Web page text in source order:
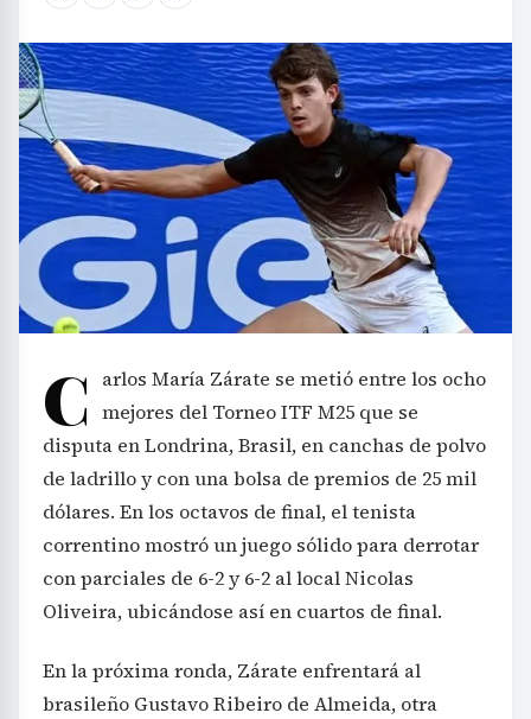
C
arlos María Zárate se metió entre los ocho
mejores del Torneo ITF M25 que se
disputa en Londrina, Brasil, en canchas de polvo
de ladrillo y con una bolsa de premios de 25 mil
dólares. En los octavos de final, el tenista
correntino mostró un juego sólido para derrotar
con parciales de 6-2 y 6-2 al local Nicolas
Oliveira, ubicándose así en cuartos de final.
En la próxima ronda, Zárate enfrentará al
brasileño Gustavo Ribeiro de Almeida, otra